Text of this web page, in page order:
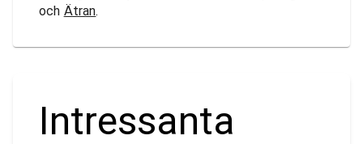
och Ätran.
Intressanta